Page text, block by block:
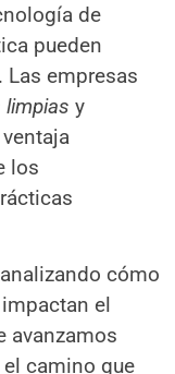
de
pueden
Las empresas
y
los
cómo
el
avanzamos
camino que